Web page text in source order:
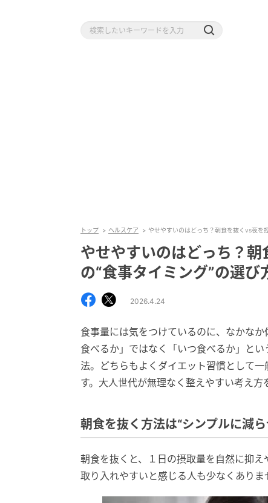
トップ ヘルスケア やせやすいのはどっち？朝食を抜くvs夜を
やせやすいのはどっち？
の“食事タイミング”の選び
2026.4.24
食事量には気をつけているのに、なかな
食べるか」ではなく「いつ食べるか」と
法。どちらもよくダイエット習慣として
す。大人世代が無理なく整えやすい考え方
朝食を抜く方法は“シンプルに減
朝食を抜くと、１日の摂取量を自然に抑え
取り入れやすいと感じる人も少なくありま